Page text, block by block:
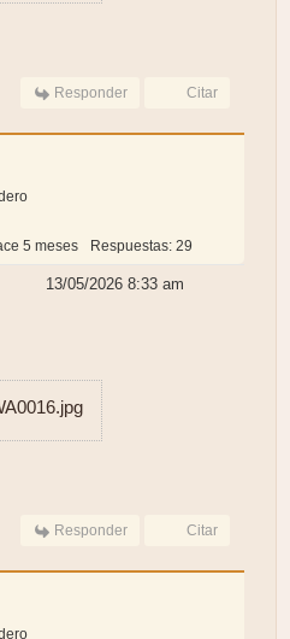
Responder Citar
5 meses Respuestas: 29
13/05/2026 8:33 am
Responder Citar